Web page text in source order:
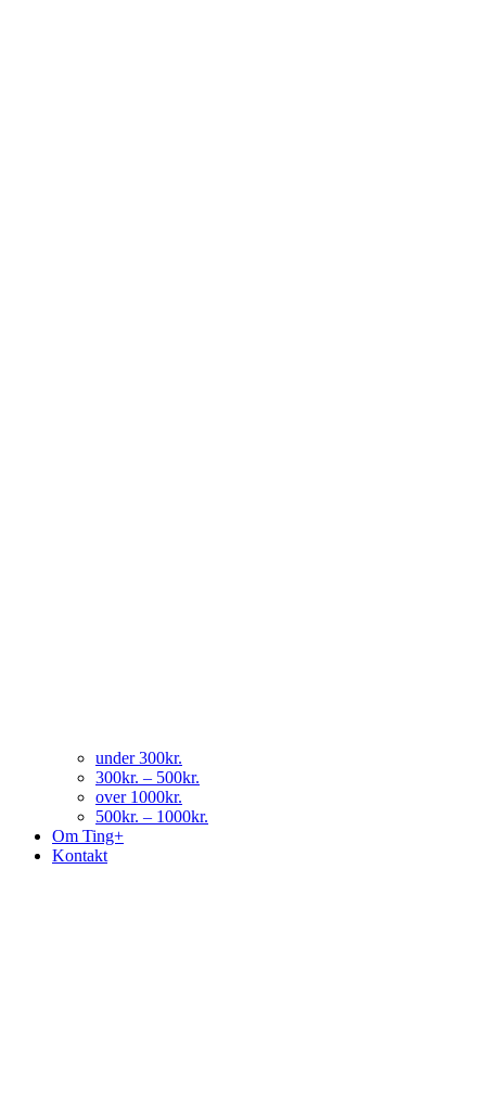
under 300kr.
300kr. – 500kr.
over 1000kr.
500kr. – 1000kr.
Om Ting+
Kontakt